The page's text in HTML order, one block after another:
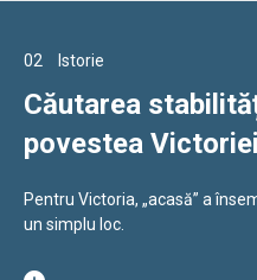
01 Istorie
Zinaida Levița,
pensionat de la
În fiecare dimineață, Zinaida
recunoștință și cu dorința de a
02 Istorie
Căutarea
povestea Victoriei
Pentru Victoria, „acasă” a
un simplu loc.
03 Istorie
Cum transformă
oportunitățile în
În spatele unei afaceri de
muncă, adaptare și învățare